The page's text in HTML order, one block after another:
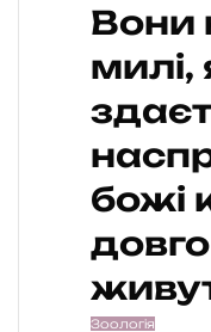
Вони
милі,
божі
Зоологія